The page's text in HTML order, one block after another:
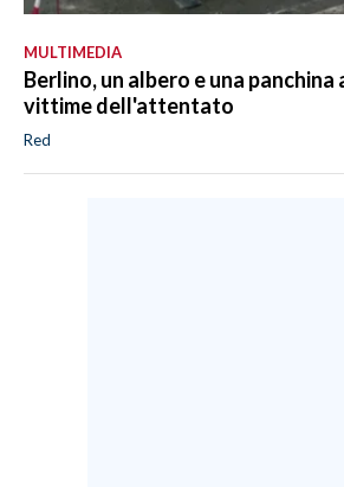
MULTIMEDIA
Berlino, un albero e una
vittime dell'attentato
Red